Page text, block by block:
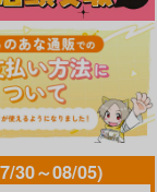
30～08/05)